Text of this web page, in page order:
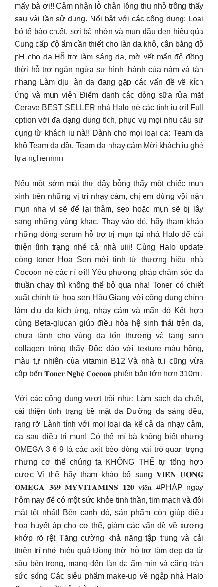
mấy bà ơi!! Cảm nhận lỗ chân lông thu nhỏ trông thấy
sau vài lần sử dụng. Nổi bật với các công dụng: Loại
bỏ tế bào ch.ết, sợi bã nhờn và mụn đầu đen hiệu qủa
Cung cấp độ ẩm cần thiết cho làn da khô, cân bằng độ
pH cho da Hỗ trợ làm sáng da, mờ vết mẩn đỏ đồng
thời hỗ trợ ngăn ngừa sự hình thành của nám và tàn
nhang Làm dịu làn da đang gặp các vấn đề về kích
ứng và mụn viên Điểm danh các dòng sữa rửa mặt
Cerave BEST SELLER nhà Halo nè các tình iu ơi! Full
option với đa dạng dung tích, phục vụ mọi nhu cầu sử
dụng từ khách iu nà!! Dành cho mọi loại da: Team da
khô Team da dầu Team da nhạy cảm Mời khách iu ghé
lựa nghennnn
Nếu một sớm mái thứ dậy bỗng thấy một chiếc mụn
xinh trên những vị trí nhạy cảm, chị em đừng vội nặn
mụn nha vì sẽ để lại thâm, sẹo hoặc mụn sẽ bị lây
sang những vùng khác. Thay vào đó, hãy tham khảo
những dòng serum hỗ trợ trị mụn tại nhà Halo để cải
thiện tình trạng nhé cả nhà uiii! Cùng Halo update
dòng toner Hoa Sen mới tinh từ thương hiệu nhà
Cocoon nè các ní ơi!! Yêu phương pháp chăm sóc da
thuần chay thì không thể bỏ qua nha! Toner có chiết
xuất chính từ hoa sen Hậu Giang với công dụng chính
làm dịu da kích ứng, nhạy cảm và mẩn đỏ Kết hợp
cùng Beta-glucan giúp điều hòa hệ sinh thái trên da,
chữa lành cho vùng da tổn thương và tăng sinh
collagen trông thấy Độc đáo với texture màu hồng,
màu tự nhiên của vitamin B12 Và nhà tui cũng vừa
cập bến 𝐓𝐨𝐧𝐞𝐫 𝐍𝐠𝐡𝐞̣̂ 𝐂𝐨𝐜𝐨𝐨𝐧 phiên bản lớn hơn 310ml.
Với các công dụng vượt trội như: Làm sạch da ch.ết,
cải thiện tình trạng bề mặt da Dưỡng da sáng đều,
rạng rỡ Lành tính với mọi loại da kể cả da nhạy cảm,
da sau điều trị mụn! Có thể mí bà không biết nhưng
OMEGA 3-6-9 là các axit béo đóng vai trò quan trọng
nhưng cơ thể chúng ta KHÔNG THỂ tự tổng hợp
được Vì thế hãy tham khảo bổ sung 𝐕𝐈𝐄̂𝐍 𝐔𝐎̂́𝐍𝐆
𝐎𝐌𝐄𝐆𝐀 𝟑𝟔𝟗 𝐌𝐘𝐕𝐈𝐓𝐀𝐌𝐈𝐍𝐒 𝟏𝟐𝟎 𝐯𝐢𝐞̂𝐧 #PHÁP ngay
hôm nay để có một sức khỏe tinh thần, tim mạch và đôi
mắt tốt nhất! Bên cạnh đó, sản phẩm còn giúp điều
hoa huyết áp cho cơ thể, giảm các vấn đề về xương
khớp rõ rệt Tăng cường khả năng tập trung và cải
thiện trí nhớ hiệu quả Đồng thời hỗ trợ làm đẹp da từ
sâu bên trong, mang đến làn da ẩm mịn và căng tràn
sức sống Các siêu phẩm make-up về ngập nhà Halo